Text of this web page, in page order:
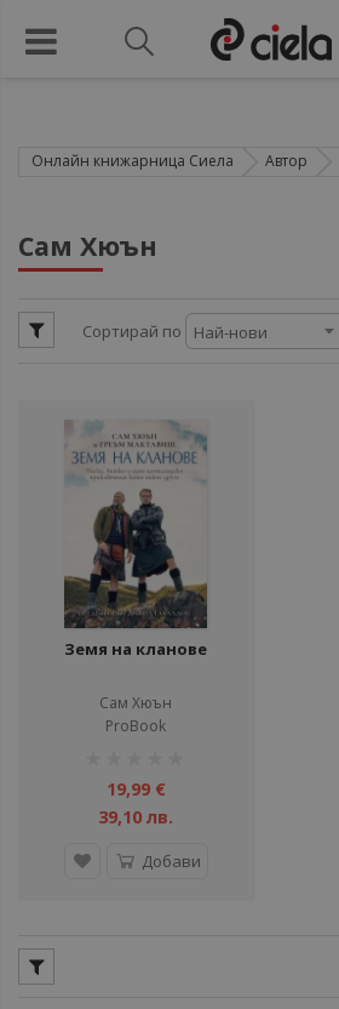
Онлайн книжарница Сиела Автор
Сам Хюън
Сортирай по
Земя на кланове
Сам Хюън
ProBook
19,99 €
39,10 лв.
Добави